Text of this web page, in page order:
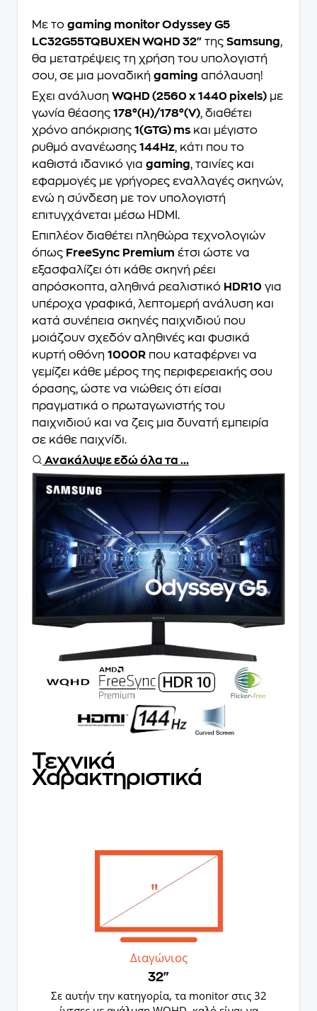
Με το gaming monitor Odyssey G5
LC32G55TQBUXEN WQHD 32" της Samsung,
θα μετατρέψεις τη χρήση του υπολογιστή
σου, σε μια μοναδική gaming απόλαυση!
Έχει ανάλυση WQHD (2560 x 1440 pixels) με
γωνία θέασης 178°(H)/178°(V), διαθέτει
χρόνο απόκρισης 1(GTG) ms και μέγιστο
ρυθμό ανανέωσης 144Hz, κάτι που το
καθιστά ιδανικό για gaming, ταινίες και
εφαρμογές με γρήγορες εναλλαγές σκηνών,
ενώ η σύνδεση με τον υπολογιστή
επιτυγχάνεται μέσω HDMI.
Επιπλέον διαθέτει πληθώρα τεχνολογιών
όπως FreeSync Premium έτσι ώστε να
εξασφαλίζει ότι κάθε σκηνή ρέει
απρόσκοπτα, αληθινά ρεαλιστικό HDR10 για
υπέροχα γραφικά, λεπτομερή ανάλυση και
κατά συνέπεια σκηνές παιχνιδιού που
μοιάζουν σχεδόν αληθινές και φυσικά
κυρτή οθόνη 1000R που καταφέρνει να
γεμίζει κάθε μέρος της περιφερειακής σου
όρασης, ώστε να νιώθεις ότι είσαι
πραγματικά ο πρωταγωνιστής του
παιχνιδιού και να ζεις μια δυνατή εμπειρία
σε κάθε παιχνίδι.
Ανακάλυψε εδώ όλα τα ...
Τεχνικά
Χαρακτηριστικά
Διαγώνιος
32"
Σε αυτήν την κατηγορία, τα monitor στις 32